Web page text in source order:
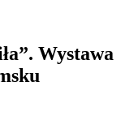
Wystawa